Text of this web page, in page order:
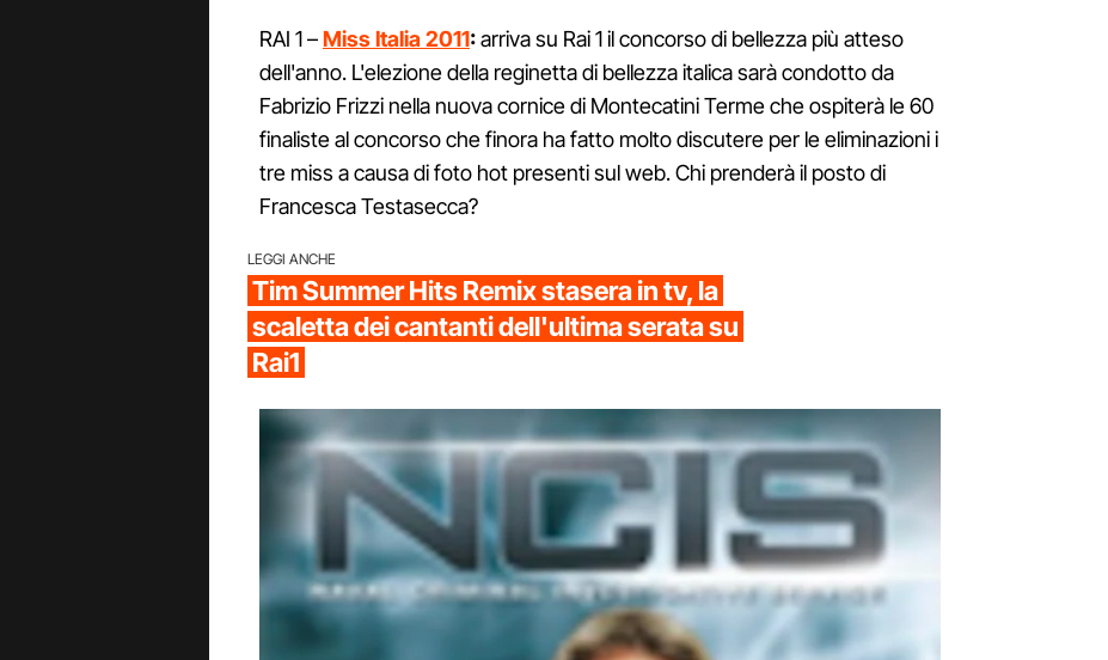
RAI 1 –Miss Italia 2011:arriva su Rai 1 il concorso di bellezza più atteso
dell'anno. L'elezione della reginetta di bellezza italica sarà condotto da
Fabrizio Frizzi nella nuova cornice di Montecatini Terme che ospiterà le 60
finaliste al concorso che finora ha fatto molto discutere per le eliminazioni i
tre miss a causa di foto hot presenti sul web. Chi prenderà il posto di
Francesca Testasecca?
LEGGI ANCHE
Tim Summer Hits Remix stasera in tv, la
scaletta dei cantanti dell'ultima serata su
Rai1